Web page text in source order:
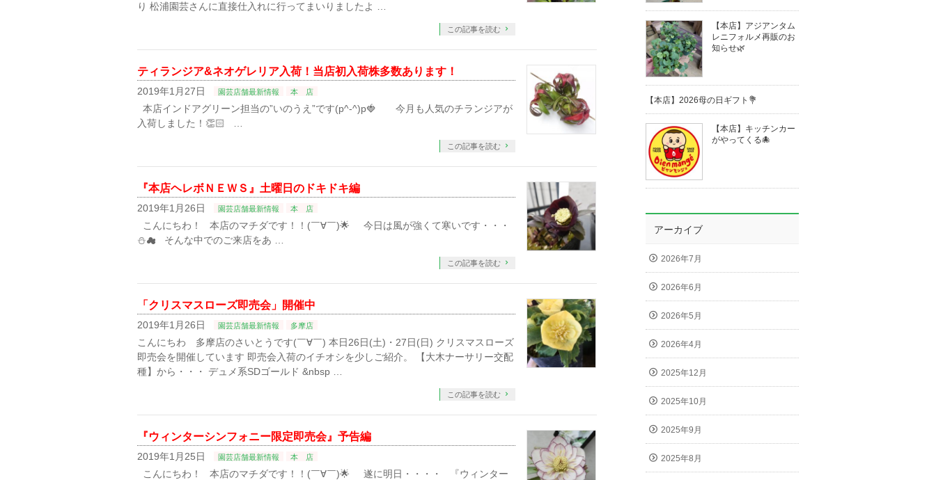
り 松浦園芸さんに直接仕入れに行ってまいりましたよ …
この記事を読む
ティランジア&ネオゲレリア入荷！当店初入荷株多数あります！
2019年1月27日 園芸店舗最新情報 本 店
本店インドアグリーン担当の”いのうえ”です(p^-^)p🍓 今月も人気のチランジアが
入荷しました！👏🏻 …
この記事を読む
『本店ヘレボＮＥＷＳ』土曜日のドキドキ編
2019年1月26日 園芸店舗最新情報 本 店
こんにちわ！ 本店のマチダです！！(￣∀￣)🌟 今日は風が強くて寒いです・・・
⛄☁ そんな中でのご来店をあ …
この記事を読む
「クリスマスローズ即売会」開催中
2019年1月26日 園芸店舗最新情報 多摩店
こんにちわ 多摩店のさいとうです(￣∀￣) 本日26日(土)・27日(日) クリスマスローズ
即売会を開催しています 即売会入荷のイチオシを少しご紹介。 【大木ナーサリー交配
種】から・・・ デュメ系SDゴールド &nbsp …
この記事を読む
『ウィンターシンフォニー限定即売会』予告編
2019年1月25日 園芸店舗最新情報 本 店
こんにちわ！ 本店のマチダです！！(￣∀￣)🌟 遂に明日・・・・ 『ウィンター
【本店】アジアンタム
レニフォルメ再販のお
知らせ🌿
【本店】2026母の日ギフト💐
【本店】キッチンカー
がやってくる🐙
アーカイブ
2026年7月
2026年6月
2026年5月
2026年4月
2025年12月
2025年10月
2025年9月
2025年8月